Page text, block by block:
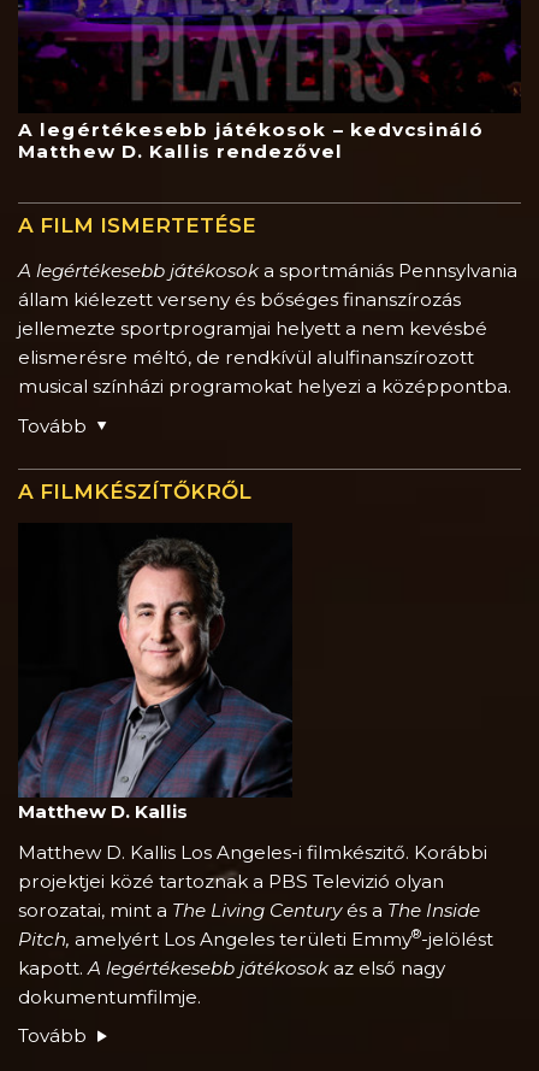
A legértékesebb játékosok – kedvcsináló
Matthew D. Kallis rendezővel
A FILM ISMERTETÉSE
A legértékesebb játékosoka sportmániás Pennsylvania
állam kiélezett verseny és bőséges finanszírozás
jellemezte sportprogramjai helyett a nem kevésbé
elismerésre méltó, de rendkívül alulfinanszírozott
musical színházi programokat helyezi a középpontba.
Tovább
A FILMKÉSZÍTŐKRŐL
Matthew D. Kallis
Matthew D. Kallis Los Angeles-i filmkészitő. Korábbi
projektjei közé tartoznak a PBS Televizió olyan
sorozatai, mint a The Living Centuryés a The Inside
Pitch, amelyért Los Angeles területi Emmy®-jelölést
kapott. A legértékesebb játékosokaz első nagy
dokumentumfilmje.
Tovább